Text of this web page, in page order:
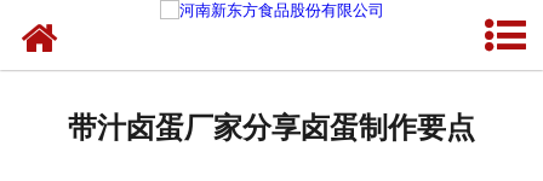
带汁卤蛋厂家分享卤蛋制作要点